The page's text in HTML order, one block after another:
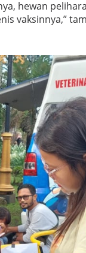
hewan
vaksinnya,”